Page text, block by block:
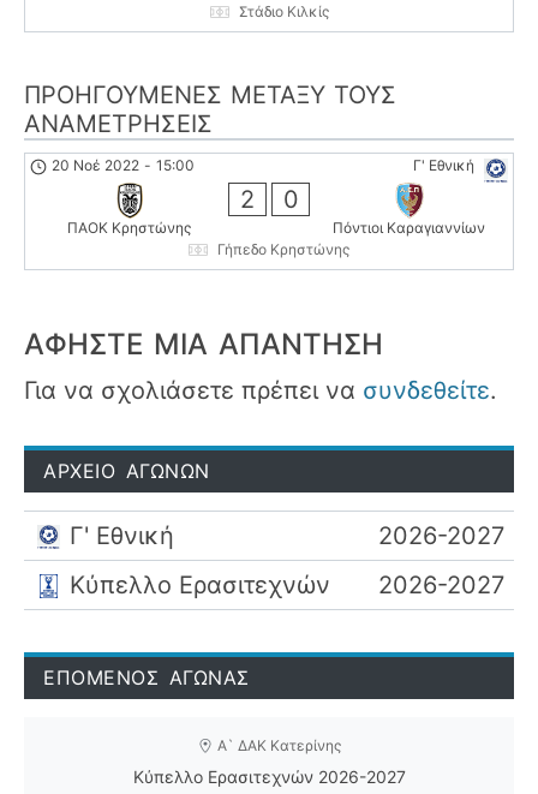
Στάδιο Κιλκίς
ΠΡΟΗΓΟΎΜΕΝΕΣ ΜΕΤΑΞΎ ΤΟΥΣ
ΑΝΑΜΕΤΡΉΣΕΙΣ
Γ' Εθνική
20 Νοέ 2022 - 15:00
ΠΑΟΚ Κρηστώνης
2 0
Πόντιοι Καραγιαννίων
Γήπεδο Κρηστώνης
ΑΦΉΣΤΕ ΜΙΑ ΑΠΆΝΤΗΣΗ
Για να σχολιάσετε πρέπει να συνδεθείτε.
ΑΡΧΕΙΟ ΑΓΩΝΩΝ
Γ' Εθνική
2026-2027
Κύπελλο Ερασιτεχνών
2026-2027
ΕΠΟΜΕΝΟΣ ΑΓΩΝΑΣ
Α` ΔΑΚ Κατερίνης
Κύπελλο Ερασιτεχνών 2026-2027